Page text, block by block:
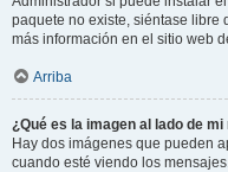
paquete no existe, siéntase libre
más información en el sitio web
Arriba
¿Qué es la imagen al lado de
Hay dos imágenes que pueden
cuando esté viendo los